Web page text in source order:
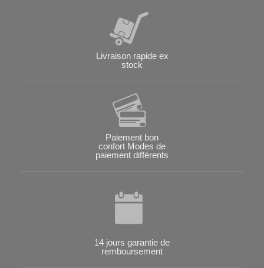
Livraison rapide ex
stock
Paiement bon
confort Modes de
paiement différents
14 jours garantie de
remboursement